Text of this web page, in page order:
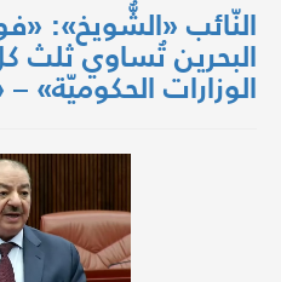
النّائب «الشُّويخ»:
البحرين تُساوي ثلث
الوزارات الحكوميّة» –